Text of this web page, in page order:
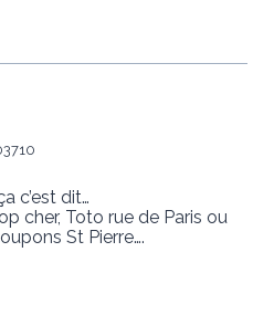
c’est dit…
cher, Toto rue de Paris ou
St Pierre….